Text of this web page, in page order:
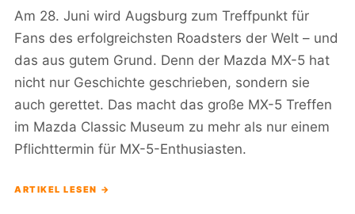
Am 28. Juni wird Augsburg zum Treffpunkt für
Fans des erfolgreichsten Roadsters der Welt – und
das aus gutem Grund. Denn der Mazda MX-5 hat
nicht nur Geschichte geschrieben, sondern sie
auch gerettet. Das macht das große MX-5 Treffen
im Mazda Classic Museum zu mehr als nur einem
Pflichttermin für MX-5-Enthusiasten.
ARTIKEL LESEN →